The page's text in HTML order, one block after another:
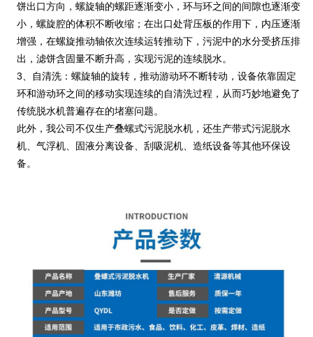
饼出口方向，螺旋轴的螺距逐渐变小，环与环之间的间隙也逐渐变
小，螺旋腔的体积不断收缩；在出口处背压板的作用下，内压逐渐
增强，在螺旋推动轴依次连续运转推动下，污泥中的水分受挤压排
出，滤饼含固量不断升高，实现污泥的连续脱水。
3、自清洗：螺旋轴的旋转，推动游动环不断转动，设备依靠固定
环和游动环之间的移动实现连续的自清洗过程，从而巧妙地避免了
传统脱水机普遍存在的堵塞问题。
此外，我公司不仅生产叠螺式污泥脱水机，还生产带式污泥脱水
机、气浮机、固液分离设备、刮吸泥机、造纸设备等其他环保设
备。